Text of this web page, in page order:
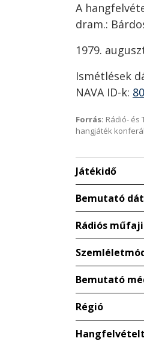
A
dram.:
1979.
Ismétlések
NAVA ID-k:
Forrás: Rádió- és
hangjáték
Játékidő
Bemutató
Rádiós
Bemutató
Régió